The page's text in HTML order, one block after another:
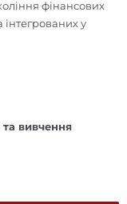
фінансових
інтегрованих у
вивчення